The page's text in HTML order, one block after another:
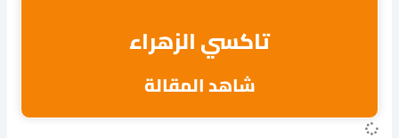
تاكسي الزهراء
شاهد المقالة